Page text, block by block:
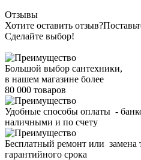
Отзывы
Хотите оставить отзыв?
Сделайте выбор!
Большой выбор сантехники,
в нашем магазине более
80 000 товаров
Удобные способы оплаты -
наличными и по счету
Бесплатный ремонт или замена
гарантийного срока